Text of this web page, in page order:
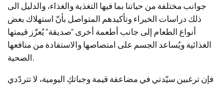
جوانب مختلفة من حياتنا بما فيها التغذية والغذاء، والدليل الى
ذلك دراسات الخبراء وتأكيدهم المتواصل بأنّ استهلاك بعض
أنواع الطعام إلى جانب أطعمة أخرى “صديقة” يُعزّز قيمتها
الغذائية ويُساعد الجسم على امتصاصها والاستفادة من منافعها
الصحية.
فإن ترغبين سيّدتي في مضاعفة قيمة وجباتكِ اليومية، لا تتردّدي